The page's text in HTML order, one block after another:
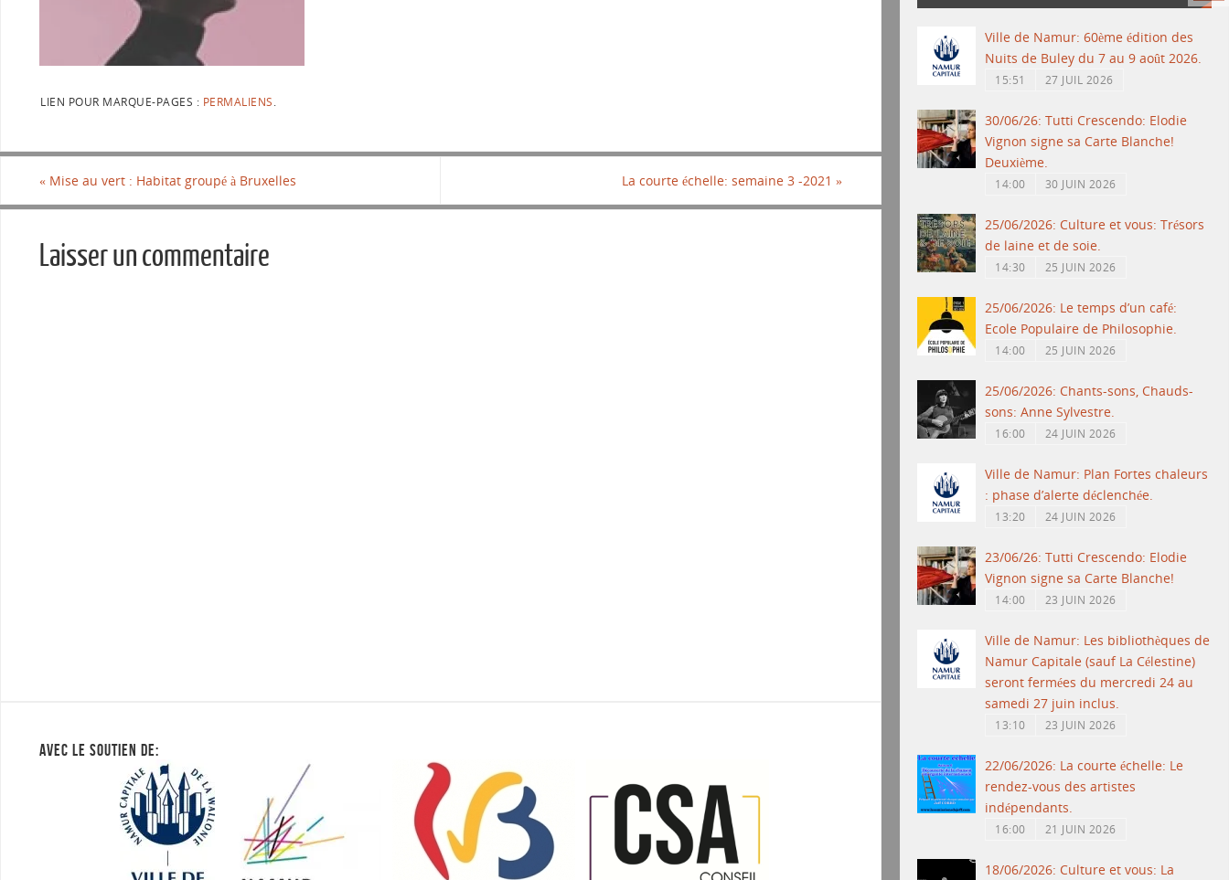
LIEN POUR MARQUE-PAGES : PERMALIENS
« Mise au vert : Habitat groupé à Bruxelles La courte échelle: semaine 3 -2021 »
Laisser un commentaire
AVEC LE SOUTIEN DE:
Ville de Namur: 60ème édition des
Nuits de Buley du 7 au 9 août 2026.
15:51 27 JUIL 2026
30/06/26: Tutti Crescendo: Elodie
Vignon signe sa Carte Blanche!
Deuxième.
14:00 30 JUIN 2026
25/06/2026: Culture et vous: Trésors
de laine et de soie.
14:30 25 JUIN 2026
25/06/2026: Le temps d’un café:
Ecole Populaire de Philosophie.
14:00 25 JUIN 2026
25/06/2026: Chants-sons, Chauds-
sons: Anne Sylvestre.
16:00 24 JUIN 2026
Ville de Namur: Plan Fortes chaleurs
: phase d’alerte déclenchée.
13:20 24 JUIN 2026
23/06/26: Tutti Crescendo: Elodie
Vignon signe sa Carte Blanche!
14:00 23 JUIN 2026
Ville de Namur: Les bibliothèques de
Namur Capitale (sauf La Célestine)
seront fermées du mercredi 24 au
samedi 27 juin inclus.
13:10 23 JUIN 2026
22/06/2026: La courte échelle: Le
rendez-vous des artistes
indépendants.
16:00 21 JUIN 2026
18/06/2026: Culture et vous: La